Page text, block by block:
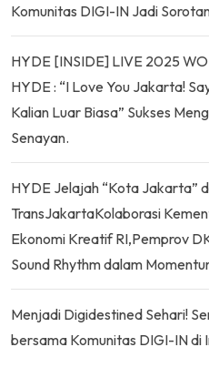
Komunitas DIGI-IN Jadi
HYDE [INSIDE] LIVE 2025
HYDE : “I Love You Jakarta!
Kalian Luar Biasa” Sukses
Senayan.
HYDE Jelajah “Kota Jakarta”
TransJakartaKolaborasi
Ekonomi Kreatif RI,Pemprov
Sound Rhythm dalam
Menjadi Digidestined Sehari!
bersama Komunitas DIGI-IN di